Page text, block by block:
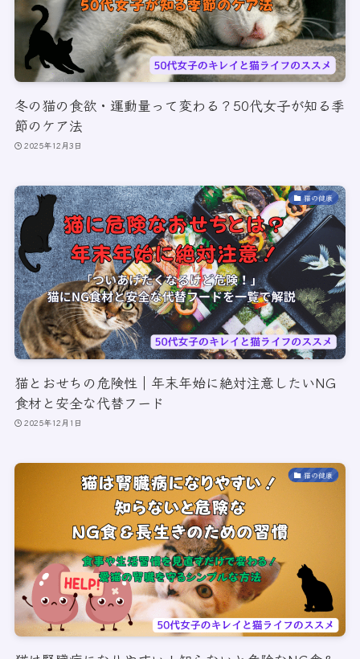
冬の猫の食欲・運動量って変わる？50代女子が知る季
節のケア法
2025年12月3日
猫の健康
猫とおせちの危険性｜年末年始に絶対注意したいNG
食材と安全な代替フード
2025年12月1日
猫の健康